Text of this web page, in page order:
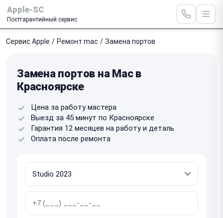
Apple-SC
Постгарантийный сервис
Сервис Apple / Ремонт mac / Замена портов
Замена портов на Mac в
Красноярске
Цена за работу мастера
Выезд за 45 минут по Красноярске
Гарантия 12 месяцев на работу и деталь
Оплата после ремонта